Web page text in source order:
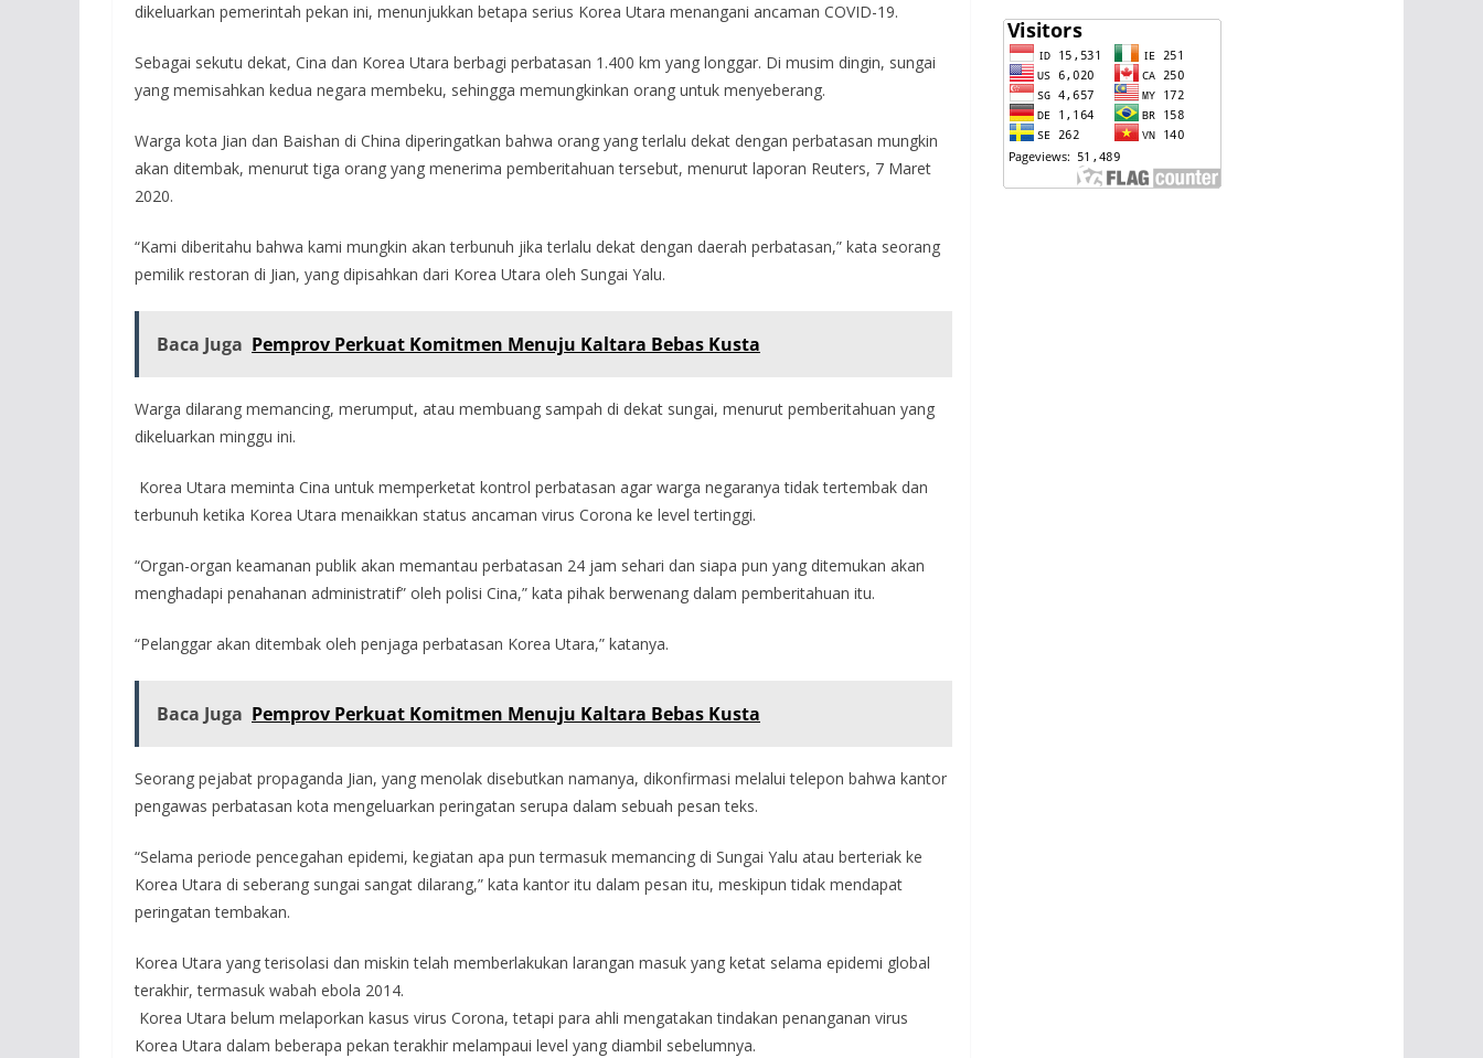
dikeluarkan pemerintah pekan ini, menunjukkan betapa serius Korea Utara menangani ancaman COVID-19.
Sebagai sekutu dekat, Cina dan Korea Utara berbagi perbatasan 1.400 km yang longgar. Di musim dingin, sungai
yang memisahkan kedua negara membeku, sehingga memungkinkan orang untuk menyeberang.
Warga kota Jian dan Baishan di China diperingatkan bahwa orang yang terlalu dekat dengan perbatasan mungkin
akan ditembak, menurut tiga orang yang menerima pemberitahuan tersebut, menurut laporan Reuters, 7 Maret
2020.
“Kami diberitahu bahwa kami mungkin akan terbunuh jika terlalu dekat dengan daerah perbatasan,” kata seorang
pemilik restoran di Jian, yang dipisahkan dari Korea Utara oleh Sungai Yalu.
Baca Juga Pemprov Perkuat Komitmen Menuju Kaltara Bebas Kusta
Warga dilarang memancing, merumput, atau membuang sampah di dekat sungai, menurut pemberitahuan yang
dikeluarkan minggu ini.
Korea Utara meminta Cina untuk memperketat kontrol perbatasan agar warga negaranya tidak tertembak dan
terbunuh ketika Korea Utara menaikkan status ancaman virus Corona ke level tertinggi.
“Organ-organ keamanan publik akan memantau perbatasan 24 jam sehari dan siapa pun yang ditemukan akan
menghadapi penahanan administratif” oleh polisi Cina,” kata pihak berwenang dalam pemberitahuan itu.
“Pelanggar akan ditembak oleh penjaga perbatasan Korea Utara,” katanya.
Baca Juga Pemprov Perkuat Komitmen Menuju Kaltara Bebas Kusta
Seorang pejabat propaganda Jian, yang menolak disebutkan namanya, dikonfirmasi melalui telepon bahwa kantor
pengawas perbatasan kota mengeluarkan peringatan serupa dalam sebuah pesan teks.
“Selama periode pencegahan epidemi, kegiatan apa pun termasuk memancing di Sungai Yalu atau berteriak ke
Korea Utara di seberang sungai sangat dilarang,” kata kantor itu dalam pesan itu, meskipun tidak mendapat
peringatan tembakan.
Korea Utara yang terisolasi dan miskin telah memberlakukan larangan masuk yang ketat selama epidemi global
terakhir, termasuk wabah ebola 2014.
Korea Utara belum melaporkan kasus virus Corona, tetapi para ahli mengatakan tindakan penanganan virus
Korea Utara dalam beberapa pekan terakhir melampaui level yang diambil sebelumnya.